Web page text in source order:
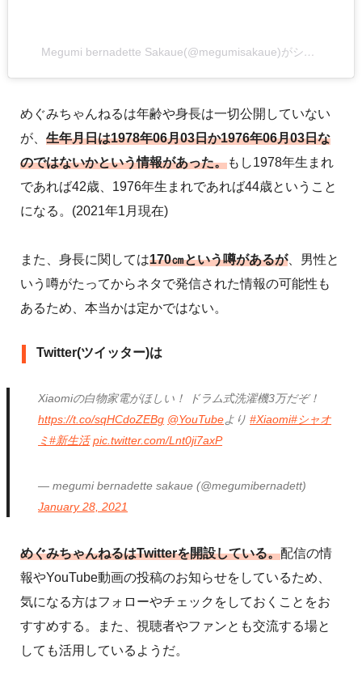
Megumi bernadette Sakaue(@megumisakaue)がシェアした投稿
めぐみちゃんねるは年齢や身長は一切公開していない
が、 生年月日は1978年06月03日か1976年06月03日な
のではないかという情報があった。もし1978年生まれ
であれば42歳、1976年生まれであれば44歳ということ
になる。(2021年1月現在)
また、身長に関しては170㎝という噂があるが、男性と
いう噂がたってからネタで発信された情報の可能性も
あるため、本当かは定かではない。
Twitter(ツイッター)は
Xiaomiの白物家電がほしい！ ドラム式洗濯機3万だぞ！
https://t.co/sqHCdoZEBg @YouTubeより#Xiaomi#シャオ
ミ#新生活 pic.twitter.com/Lnt0ji7axP
— megumi bernadette sakaue (@megumibernadett)
January 28, 2021
めぐみちゃんねるはTwitterを開設している。配信の情
報やYouTube動画の投稿のお知らせをしているため、
気になる方はフォローやチェックをしておくことをお
すすめする。また、視聴者やファンとも交流する場と
しても活用しているようだ。